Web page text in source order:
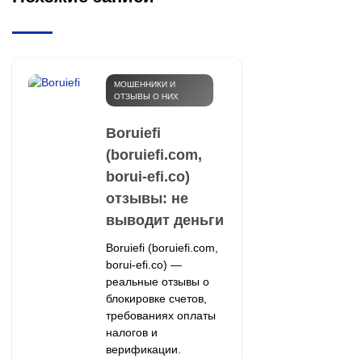
МОШЕННИКИ И
ОТЗЫВЫ О НИХ
Boruiefi
(boruiefi.com,
borui-efi.co)
отзывы: не
выводит деньги
Boruiefi (boruiefi.com,
borui-efi.co) —
реальные отзывы о
блокировке счетов,
требованиях оплаты
налогов и
верификации.